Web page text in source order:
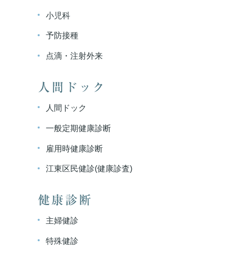
小児科
予防接種
点滴・注射外来
人間ドック
人間ドック
一般定期健康診断
雇用時健康診断
江東区民健診(健康診査)
健康診断
主婦健診
特殊健診